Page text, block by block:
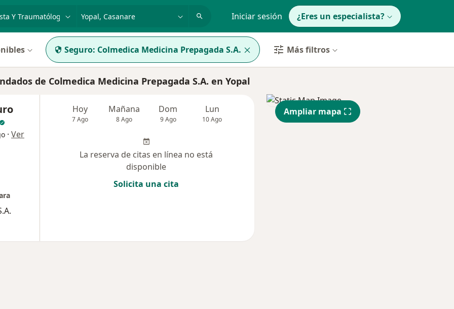
enfermedad o nombre Iniciar sesión ¿Eres un especialista?
Seguro: Colmedica Medicina Prepagada S.A. Más filtros
de Colmedica Medicina Prepagada S.A. en Yopal
· Ver
Hoy
7 Ago
Mañana
8 Ago
Dom
9 Ago
Lun
10 Ago
Mié
12 Ago
Jue
13 Ago
La reserva de citas en línea no está
disponible
Solicita una cita
Ampliar mapa